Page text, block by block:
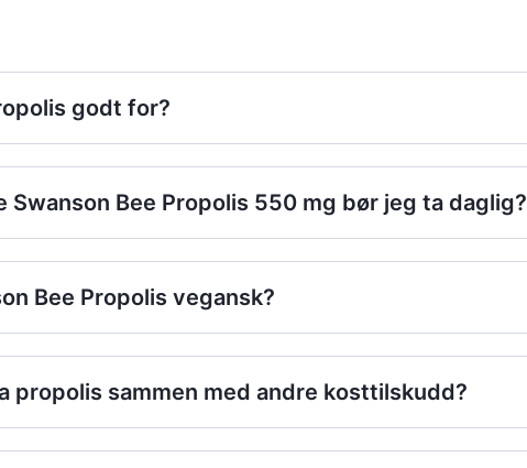
godt for?
Swanson Bee Propolis 550 mg bør jeg ta daglig?
Bee Propolis vegansk?
propolis sammen med andre kosttilskudd?